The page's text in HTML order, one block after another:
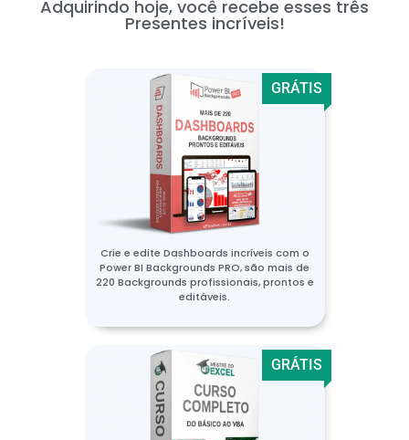
Adquirindo hoje, você recebe esses três
Presentes incríveis!
GRÁTIS
Crie e edite Dashboards incríveis com o
Power BI Backgrounds PRO, são mais de
220 Backgrounds profissionais, prontos e
editáveis.
GRÁTIS